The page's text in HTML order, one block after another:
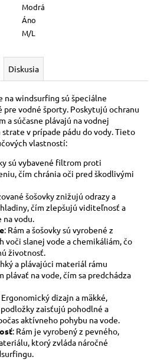
Modrá
Áno
M/L
Diskusia
na windsurfing sú špeciálne
vodné športy. Poskytujú ochranu
a súčasne plávajú na vodnej
v prípade pádu do vody. Tieto
vlastností:
sú vybavené filtrom proti
čím chránia oči pred škodlivými
šošovky znižujú odrazy a
čím zlepšujú viditeľnosť a
vodu.
: Rám a šošovky sú vyrobené z
voči slanej vode a chemikáliám, čo
životnosť.
a plávajúci materiál rámu
plávať na vode, čím sa predchádza
Ergonomický dizajn a mäkké,
zaisťujú pohodlné a
aktívneho pohybu na vode.
: Rám je vyrobený z pevného,
ktorý zvláda náročné